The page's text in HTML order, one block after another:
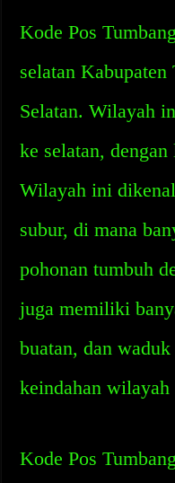
Kode Pos
selatan
Selatan. Wilayah
ke selatan,
Wilayah ini
subur, di mana
pohonan tumbuh
juga memiliki
buatan, dan
keindahan
Kode Pos